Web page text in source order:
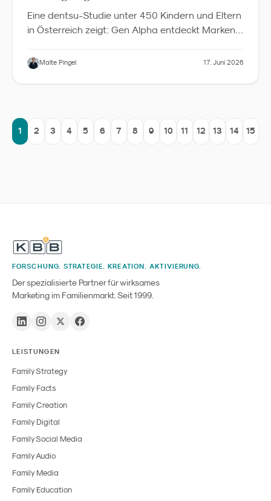
Eine dentsu-Studie unter 450 Kindern und Eltern
in Österreich zeigt: Gen Alpha entdeckt Marken
weit über Spielzeug hinaus und erwartet von
Malte Pingel 17. Juni 2026
1 2 3 4 5 6 7 8 9 10 11 12 13 14 15
FORSCHUNG. STRATEGIE. KREATION. AKTIVIERUNG.
Der spezialisierte Partner für wirksames
Marketing im Familienmarkt. Seit 1999.
LEISTUNGEN
Family Strategy
Family Facts
Family Creation
Family Digital
Family Social Media
Family Audio
Family Media
Family Education